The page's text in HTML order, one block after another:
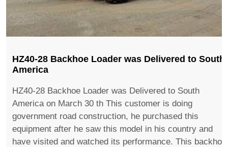
HZ40-28 Backhoe Loader was Delivered to South
America
HZ40-28 Backhoe Loader was Delivered to South
America on March 30 th This customer is doing
government road construction, he purchased this
equipment after he saw this model in his country and
have visited and watched its performance. This backhoe